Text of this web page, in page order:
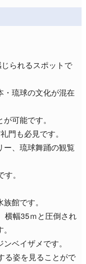
られるスポットで
・琉球の文化が混在
可能です。
門も必見です。
ー、琉球舞踊の観覧
。
館です。
横幅35ｍと圧倒され
ベイザメです。
る姿を見ることがで